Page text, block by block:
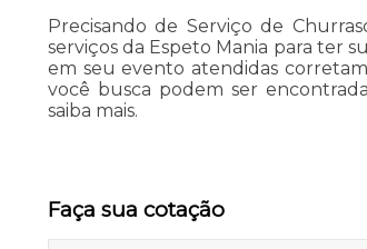
Precisando de Serviço de
serviços da Espeto Mania para ter
em seu evento atendidas
você busca podem ser
saiba mais.
Faça sua cotação